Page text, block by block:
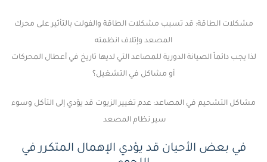
مشكلات الطاقة: قد تسبب مشكلات الطاقة والفولت بالتأثير على محرك
المصعد وإتلاف انظمته
لذا يجب دائماً الصيانة الدورية للمصاعد التي لديها تاريخ في أعطال المحركات
أو مشاكل في التشغيل؟
مشاكل التشحيم في المصاعد: عدم تغيير الزيوت قد يؤدي إلى التأكل وسوء
سير نظام المصعد
في بعض الأحيان قد يؤدي الإهمال المتكرر في